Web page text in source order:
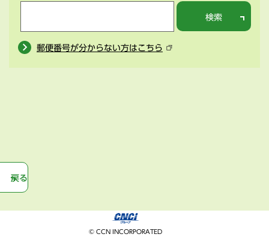
検索
郵便番号が分からない方はこちら
戻る
© CCN INCORPORATED